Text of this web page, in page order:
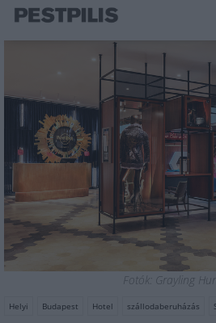
Fotók: Grayling
Helyi Budapest Hotel szállodaberuházás